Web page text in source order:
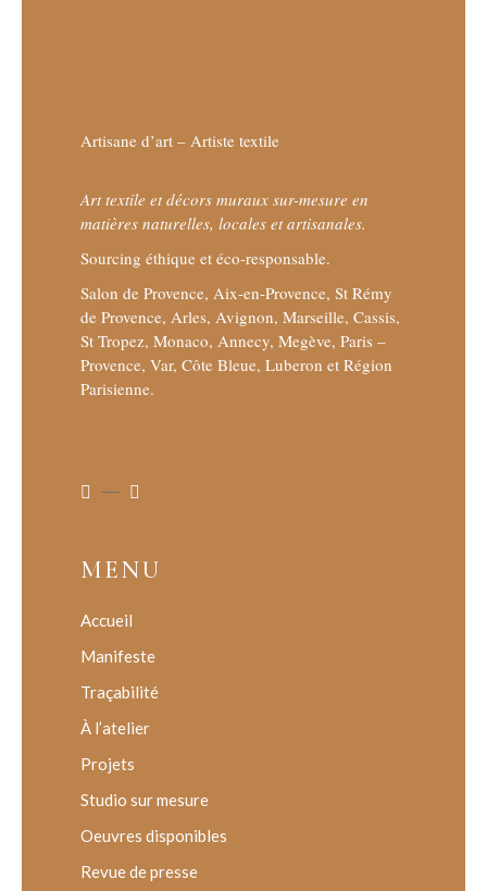
Artisane d’art – Artiste textile
Art textile et décors muraux sur-mesure en
matières naturelles, locales et artisanales.
Sourcing éthique et éco-responsable.
Salon de Provence, Aix-en-Provence, St Rémy
de Provence, Arles, Avignon, Marseille, Cassis,
St Tropez, Monaco, Annecy, Megève, Paris –
Provence, Var, Côte Bleue, Luberon et Région
Parisienne.
MENU
Accueil
Manifeste
Traçabilité
À l’atelier
Projets
Studio sur mesure
Oeuvres disponibles
Revue de presse